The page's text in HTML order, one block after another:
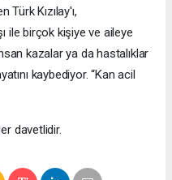
Türk Kızılay'ı,
ile birçok kişiye ve aileye
kazalar ya da hastalıklar
kaybediyor. “Kan acil
davetlidir.